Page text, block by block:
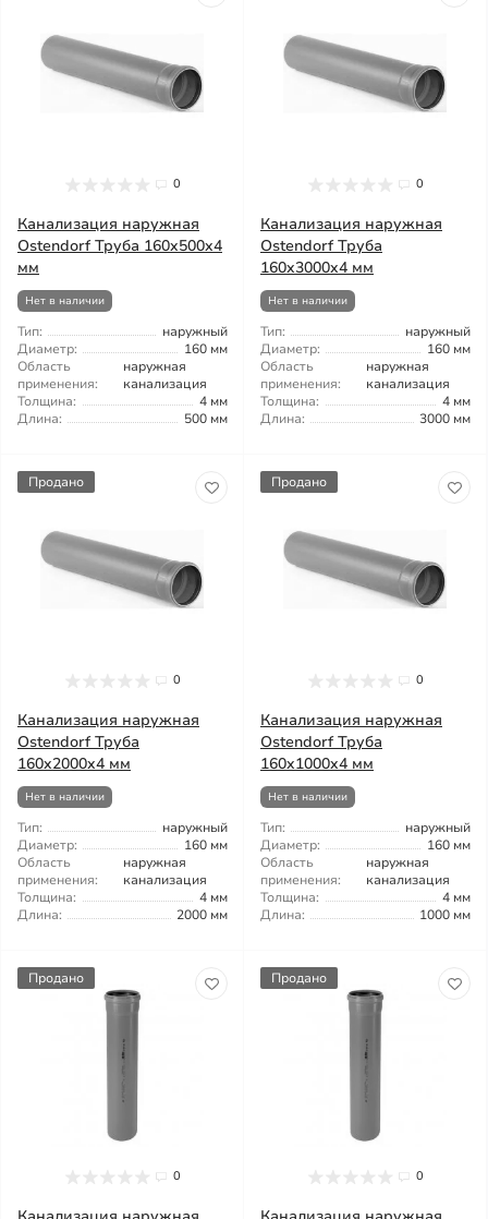
0
Канализация наружная
Ostendorf Труба 160x500x4
мм
Нет в наличии
Тип:
наружный
Диаметр:
160 мм
Область
применения:
наружная
канализация
Толщина:
4 мм
Длина:
500 мм
0
Канализация наружная
Ostendorf Труба
160x3000x4 мм
Нет в наличии
Тип:
наружный
Диаметр:
160 мм
Область
применения:
наружная
канализация
Толщина:
4 мм
Длина:
3000 мм
Продано
0
Канализация наружная
Ostendorf Труба
160x2000x4 мм
Нет в наличии
Тип:
наружный
Диаметр:
160 мм
Область
применения:
наружная
канализация
Толщина:
4 мм
Длина:
2000 мм
Продано
0
Канализация наружная
Ostendorf Труба
160x1000x4 мм
Нет в наличии
Тип:
наружный
Диаметр:
160 мм
Область
применения:
наружная
канализация
Толщина:
4 мм
Длина:
1000 мм
Продано
0
Продано
0